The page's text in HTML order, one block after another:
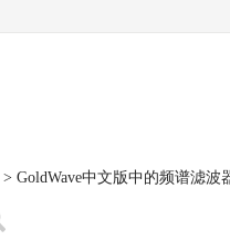
> GoldWave中文版中的频谱滤波